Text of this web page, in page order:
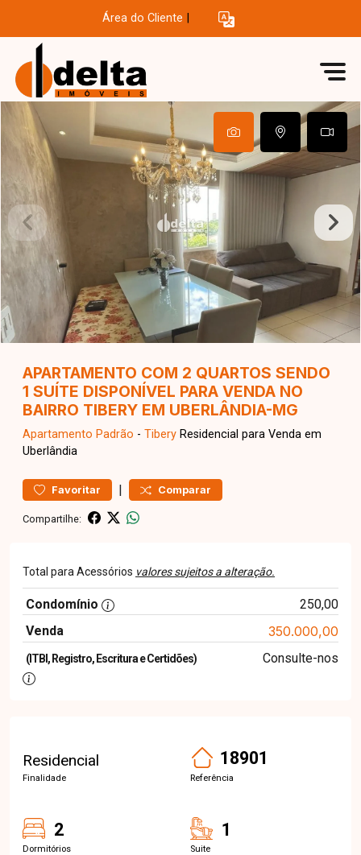
Área do Cliente
APARTAMENTO COM 2 QUARTOS SENDO
1 SUÍTE DISPONÍVEL PARA VENDA NO
BAIRRO TIBERY EM UBERLÂNDIA-MG
Apartamento Padrão - Tibery Residencial para Venda em
Uberlândia
Favoritar | Comparar
Compartilhe:
Total para Acessórios valores sujeitos a alteração.
Condomínio
250,00
Venda
350.000,00
(ITBI, Registro, Escritura e Certidões) Consulte-nos
Residencial
Finalidade
18901
Referência
2
Dormitórios
1
Suite